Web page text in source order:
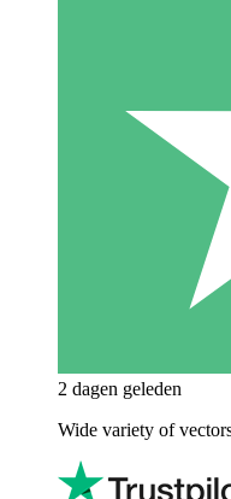
2 dagen geleden
Wide variety of